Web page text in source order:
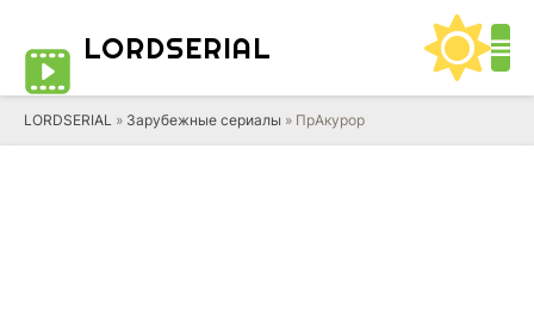
LORDSERIAL
LORDSERIAL » Зарубежные сериалы » ПрАкурор